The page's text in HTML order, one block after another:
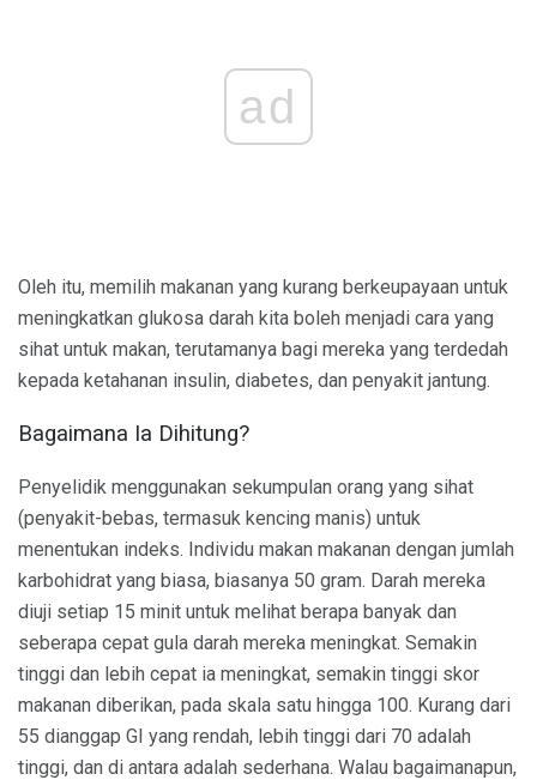
ad
Oleh itu, memilih makanan yang kurang berkeupayaan untuk
meningkatkan glukosa darah kita boleh menjadi cara yang
sihat untuk makan, terutamanya bagi mereka yang terdedah
kepada ketahanan insulin, diabetes, dan penyakit jantung.
Bagaimana Ia Dihitung?
Penyelidik menggunakan sekumpulan orang yang sihat
(penyakit-bebas, termasuk kencing manis) untuk
menentukan indeks. Individu makan makanan dengan jumlah
karbohidrat yang biasa, biasanya 50 gram. Darah mereka
diuji setiap 15 minit untuk melihat berapa banyak dan
seberapa cepat gula darah mereka meningkat. Semakin
tinggi dan lebih cepat ia meningkat, semakin tinggi skor
makanan diberikan, pada skala satu hingga 100. Kurang dari
55 dianggap GI yang rendah, lebih tinggi dari 70 adalah
tinggi, dan di antara adalah sederhana. Walau bagaimanapun,